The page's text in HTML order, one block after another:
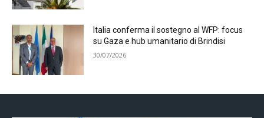
Italia conferma il sostegno al WFP: focus
su Gaza e hub umanitario di Brindisi
30/07/2026